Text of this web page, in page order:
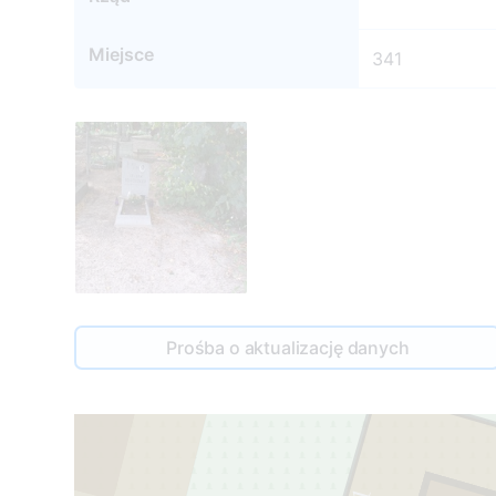
Miejsce 341
Prośba o aktualizację danych